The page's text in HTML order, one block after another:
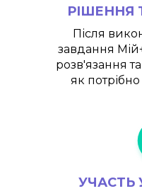
РІШЕННЯ
Після
завдання
розв'язання
як
УЧАСТЬ